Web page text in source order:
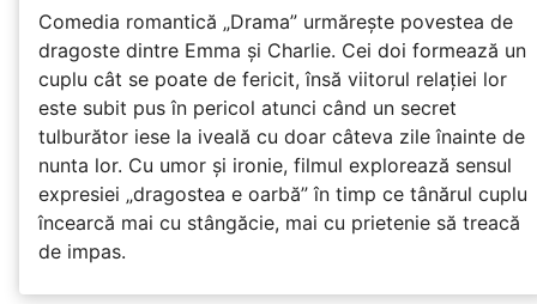
Comedia romantică „Drama” urmărește povestea de
dragoste dintre Emma și Charlie. Cei doi formează un
cuplu cât se poate de fericit, însă viitorul relației lor
este subit pus în pericol atunci când un secret
tulburător iese la iveală cu doar câteva zile înainte de
nunta lor. Cu umor și ironie, filmul explorează sensul
expresiei „dragostea e oarbă” în timp ce tânărul cuplu
încearcă mai cu stângăcie, mai cu prietenie să treacă
de impas.